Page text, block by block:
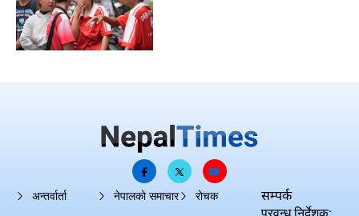
अन्तर्वार्ता
नेपालको समाचार
रोचक
सम्पर्क